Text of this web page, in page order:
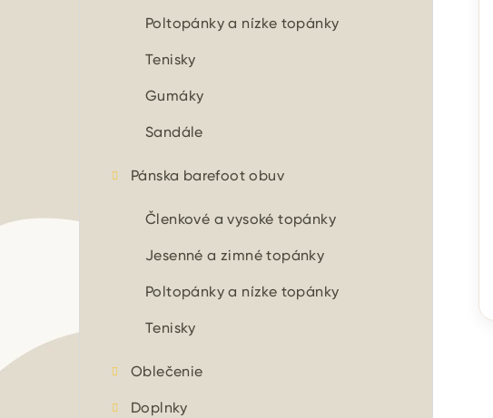
Poltopánky a nízke topánky
Tenisky
Gumáky
Sandále
Pánska barefoot obuv
Členkové a vysoké topánky
Jesenné a zimné topánky
Poltopánky a nízke topánky
Tenisky
Oblečenie
Doplnky